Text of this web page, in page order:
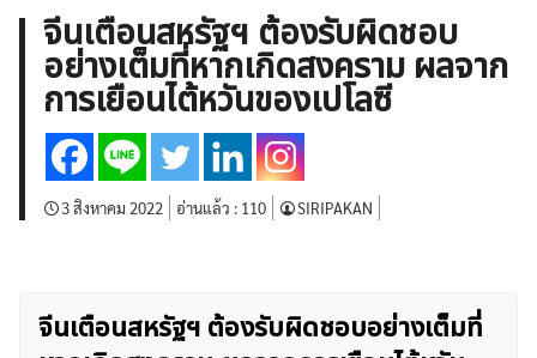
ค้นหา
สำหรับ:
ข่าวฟอเร็กซ์และสกุลเงิน คริปโตเคอร์เรนซี
ฟรีซิกแนล รายวัน
บทวิเคราะห์
เศรษฐกิจทั่วไป ดัชนี-หุ้น
พันธบัตร
สินค้าโภคภัณฑ์
โบรกเกอร์ FX
โปรโมชั่น Forex
กองทุน Forex
ฟรี EA
จีนเตือนสหรัฐฯ ต้องรับผิดชอบ
อย่างเต็มที่หากเกิดสงคราม ผลจาก
การเยือนไต้หวันของเปโลซี
3 สิงหาคม 2022 อ่านแล้ว : 110 SIRIPAKAN
จีนเตือนสหรัฐฯ ต้องรับผิดชอบอย่างเต็มที่